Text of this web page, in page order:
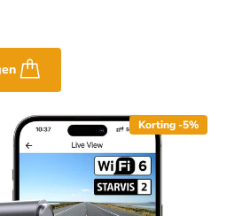
Korting -5%